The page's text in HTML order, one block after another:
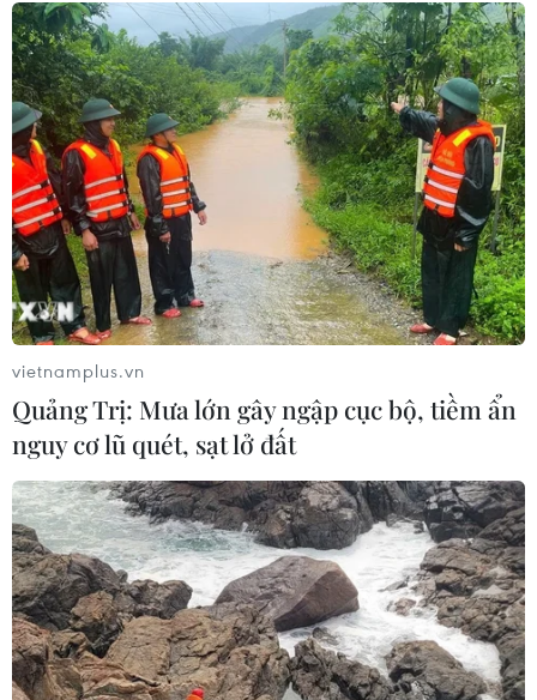
vietnamplus.vn
Quảng Trị: Mưa lớn gây ngập cục bộ, tiềm ẩn
nguy cơ lũ quét, sạt lở đất